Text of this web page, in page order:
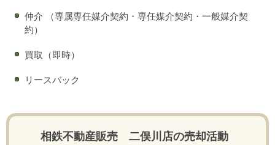
仲介 （専属専任媒介契約・専任媒介契約・一般媒介契
約）
買取（即時）
リースバック
相鉄不動産販売 二俣川店の売却活動